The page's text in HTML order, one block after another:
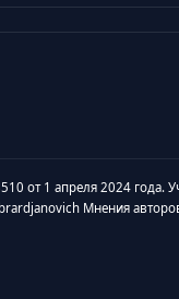
от 1 апреля 2024 года.
Мнения